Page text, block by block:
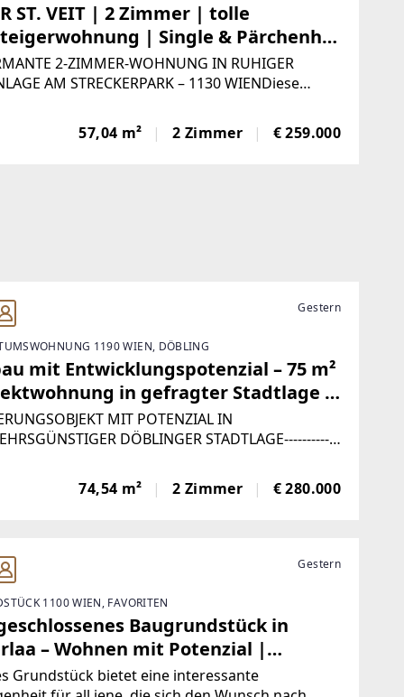
ST. VEIT | 2 Zimmer | tolle
| Single & Pärchenhit
IMMOBILIEN
2-ZIMMER-WOHNUNG IN RUHIGER
AM STRECKERPARK – 1130 WIENDiese
sich in begehrter Wohnlage des 13. Wiener
und bietet eine ideale Kombination
57,04 m² 2 Zimmer € 259.000
Gestern
1190 WIEN, DÖBLING
mit Entwicklungspotenzial – 75 m²
in gefragter Stadtlage |
IMMOBILIEN
MIT POTENZIAL IN
DÖBLINGER STADTLAGE------------
Wohnung (Altbau)Wohnfläche: ca.
m²Kellerfläche: ca. 3 m²Zimmer: 2Etage:
74,54 m² 2 Zimmer € 280.000
Gestern
1100 WIEN, FAVORITEN
Baugrundstück in
– Wohnen mit Potenzial |
IMMOBILIEN
Grundstück bietet eine interessante